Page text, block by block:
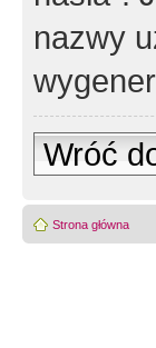
nazwy
Wróć
Strona główna